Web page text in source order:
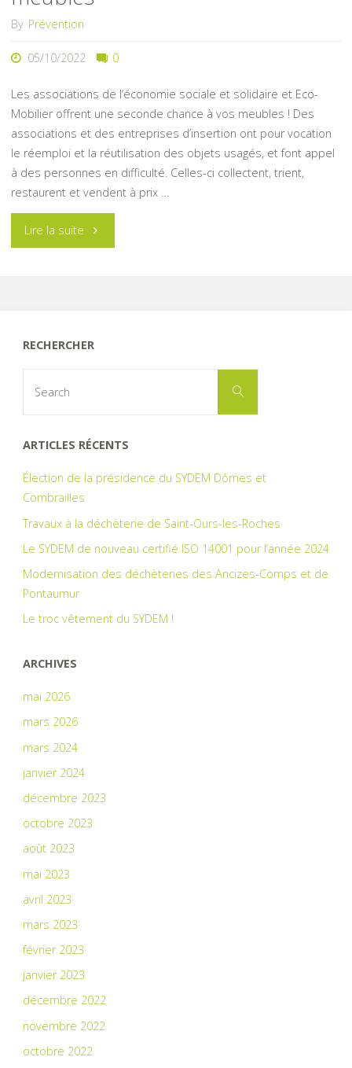
By Prévention
05/10/2022 0
Les associations de l’économie sociale et solidaire et Eco-
Mobilier offrent une seconde chance à vos meubles ! Des
associations et des entreprises d’insertion ont pour vocation
le réemploi et la réutilisation des objets usagés, et font appel
à des personnes en difficulté. Celles-ci collectent, trient,
restaurent et vendent à prix …
Lire la suite"Une
RECHERCHER
Search
ARTICLES RÉCENTS
Élection de la présidence du SYDEM Dômes et
Combrailles
Travaux à la déchèterie de Saint-Ours-les-Roches
Le SYDEM de nouveau certifié ISO 14001 pour l’année 2024
Modernisation des déchèteries des Ancizes-Comps et de
Pontaumur
Le troc vêtement du SYDEM !
ARCHIVES
mai 2026
mars 2026
mars 2024
janvier 2024
décembre 2023
octobre 2023
août 2023
mai 2023
avril 2023
mars 2023
février 2023
janvier 2023
décembre 2022
novembre 2022
octobre 2022